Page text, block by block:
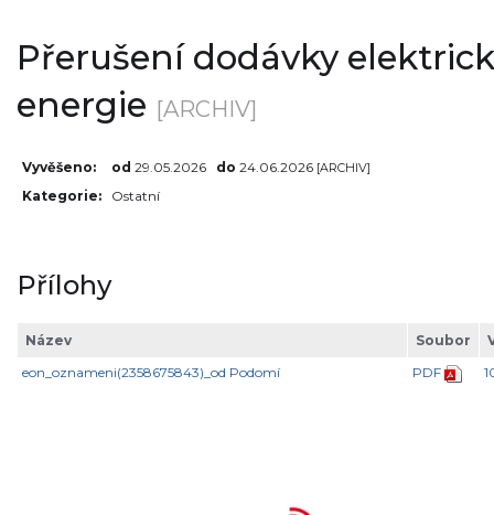
Přerušení dodávky
energie [ARCHIV]
Vyvěšeno: od 29.05.2026 do 24.06.2026 [ARCHIV]
Kategorie: Ostatní
Přílohy
Název Soubor
eon_oznameni(2358675843)_od Podomí
PDF